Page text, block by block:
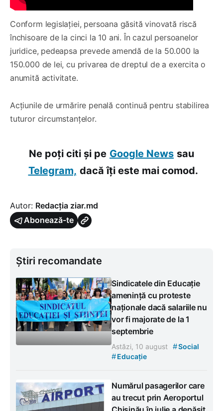
Conform legislației, persoana găsită vinovată riscă
închisoare de la cinci la 10 ani. În cazul persoanelor
juridice, pedeapsa prevede amendă de la 50.000 la
150.000 de lei, cu privarea de dreptul de a exercita o
anumită activitate.
Acțiunile de urmărire penală continuă pentru stabilirea
tuturor circumstanțelor.
Ne poți citi și pe Google News sau
Telegram, dacă îți este mai comod.
Autor: Redacția ziar.md
Abonează-te
Știri recomandate
Sindicatele din Educație
amenință cu proteste
naționale dacă salariile nu
vor fi majorate de la 1
septembrie
Astăzi, 10 august #Social
#Educație
Numărul pasagerilor care
au trecut prin Aeroportul